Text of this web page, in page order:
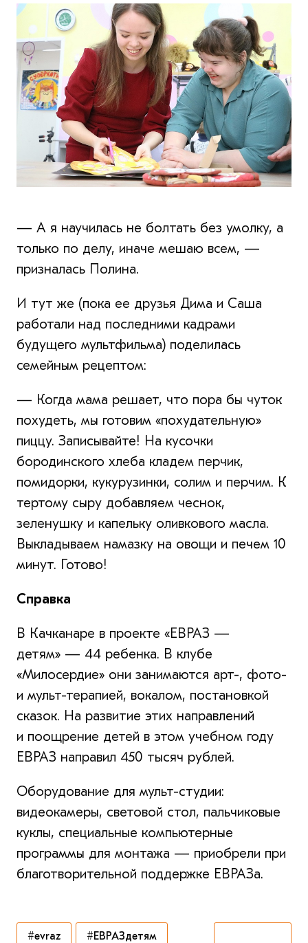
— А я научилась не болтать без умолку, а
только по делу, иначе мешаю всем, —
призналась Полина.
И тут же (пока ее друзья Дима и Саша
работали над последними кадрами
будущего мультфильма) поделилась
семейным рецептом:
— Когда мама решает, что пора бы чуток
похудеть, мы готовим «похудательную»
пиццу. Записывайте! На кусочки
бородинского хлеба кладем перчик,
помидорки, кукурузинки, солим и перчим. К
тертому сыру добавляем чеснок,
зеленушку и капельку оливкового масла.
Выкладываем намазку на овощи и печем 10
минут. Готово!
Справка
В Качканаре в проекте «ЕВРАЗ —
детям» — 44 ребенка. В клубе
«Милосердие» они занимаются арт-, фото-
и мульт-терапией, вокалом, постановкой
сказок. На развитие этих направлений
и поощрение детей в этом учебном году
ЕВРАЗ направил 450 тысяч рублей.
Оборудование для мульт-студии:
видеокамеры, световой стол, пальчиковые
куклы, специальные компьютерные
программы для монтажа — приобрели при
благотворительной поддержке ЕВРАЗа.
#evraz #ЕВРАЗдетям